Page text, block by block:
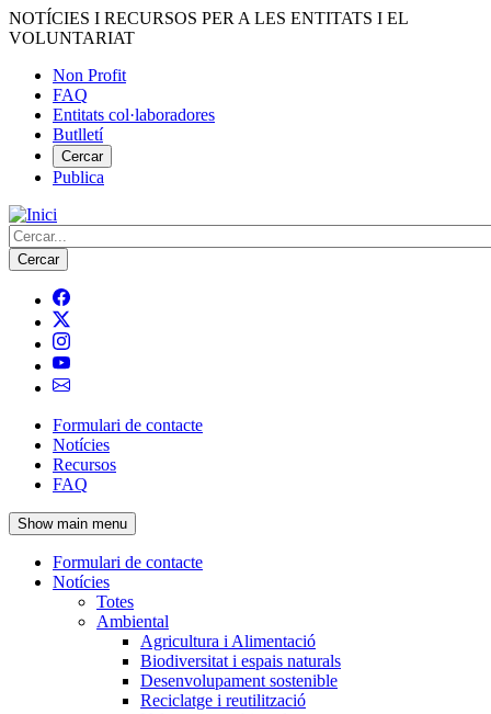
Vés
al
NOTÍCIES I RECURSOS PER A LES ENTITATS I EL
VOLUNTARIAT
Menú
del
compte
d'usuari
Non Profit
FAQ
Entitats col·laboradores
Butlletí
Cercar
Publica
Cerca
Navegació
principal
de
l'encapçalament
Formulari de contacte
Notícies
Recursos
FAQ
Show main menu
Navegació
principal
Formulari de contacte
Notícies
Totes
Ambiental
Agricultura i Alimentació
Biodiversitat i espais naturals
Desenvolupament sostenible
Reciclatge i reutilització